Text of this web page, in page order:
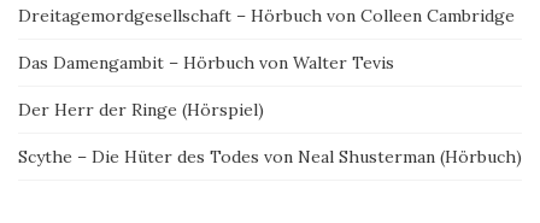
Dreitagemordgesellschaft – Hörbuch von Colleen Cambridge
Das Damengambit – Hörbuch von Walter Tevis
Der Herr der Ringe (Hörspiel)
Scythe – Die Hüter des Todes von Neal Shusterman (Hörbuch)